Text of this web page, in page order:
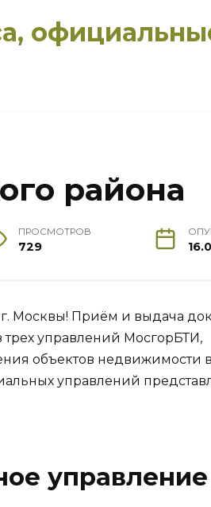
района
ПРОСМОТРОВ
729
Москвы! Приём и выдача
трех управлений МосгорБТИ,
объектов недвижимости в
управлений
управление